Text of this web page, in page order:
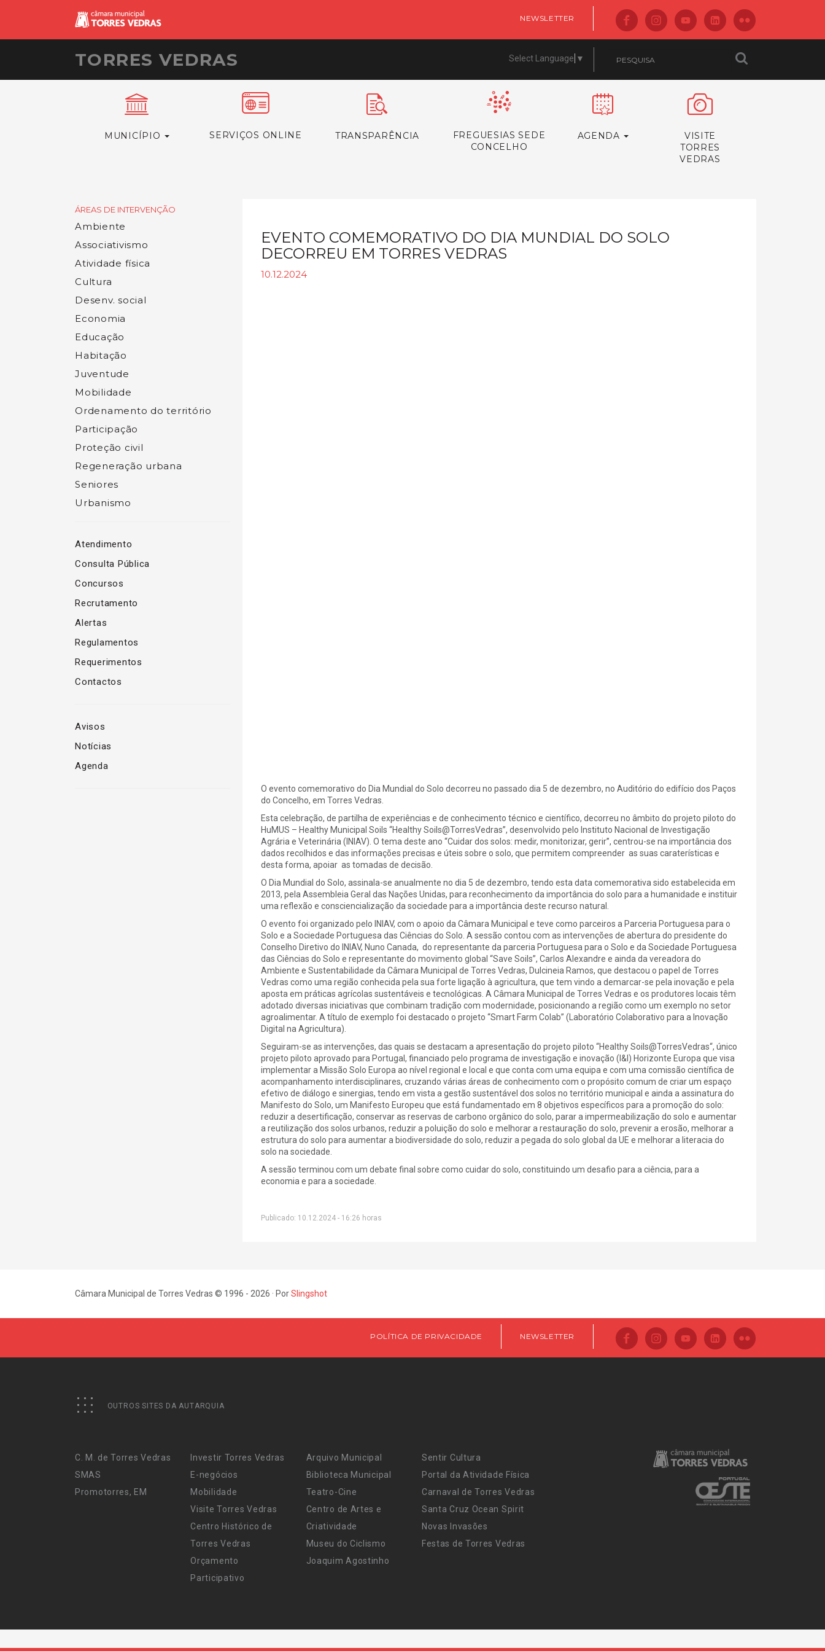
NEWSLETTER
TORRES VEDRAS Select Language ▼
MUNICÍPIO SERVIÇOS ONLINE TRANSPARÊNCIA
FREGUESIAS SEDE
CONCELHO
AGENDA
VISITE
TORRES
VEDRAS
ÁREAS DE INTERVENÇÃO
Ambiente
Associativismo
Atividade física
Cultura
Desenv. social
Economia
Educação
Habitação
Juventude
Mobilidade
Ordenamento do território
Participação
Proteção civil
Regeneração urbana
Seniores
Urbanismo
Atendimento
Consulta Pública
Concursos
Recrutamento
Alertas
Regulamentos
Requerimentos
Contactos
Avisos
Notícias
Agenda
EVENTO COMEMORATIVO DO DIA MUNDIAL DO SOLO
DECORREU EM TORRES VEDRAS
10.12.2024
O evento comemorativo do Dia Mundial do Solo decorreu no passado dia 5 de dezembro, no Auditório do edifício dos Paços
do Concelho, em Torres Vedras.
Esta celebração, de partilha de experiências e de conhecimento técnico e científico, decorreu no âmbito do projeto piloto do
HuMUS – Healthy Municipal Soils “Healthy Soils@TorresVedras”, desenvolvido pelo Instituto Nacional de Investigação
Agrária e Veterinária (INIAV). O tema deste ano “Cuidar dos solos: medir, monitorizar, gerir”, centrou-se na importância dos
dados recolhidos e das informações precisas e úteis sobre o solo, que permitem compreender as suas caraterísticas e
desta forma, apoiar as tomadas de decisão.
O Dia Mundial do Solo, assinala-se anualmente no dia 5 de dezembro, tendo esta data comemorativa sido estabelecida em
2013, pela Assembleia Geral das Nações Unidas, para reconhecimento da importância do solo para a humanidade e instituir
uma reflexão e consciencialização da sociedade para a importância deste recurso natural.
O evento foi organizado pelo INIAV, com o apoio da Câmara Municipal e teve como parceiros a Parceria Portuguesa para o
Solo e a Sociedade Portuguesa das Ciências do Solo. A sessão contou com as intervenções de abertura do presidente do
Conselho Diretivo do INIAV, Nuno Canada, do representante da parceria Portuguesa para o Solo e da Sociedade Portuguesa
das Ciências do Solo e representante do movimento global “Save Soils”, Carlos Alexandre e ainda da vereadora do
Ambiente e Sustentabilidade da Câmara Municipal de Torres Vedras, Dulcineia Ramos, que destacou o papel de Torres
Vedras como uma região conhecida pela sua forte ligação à agricultura, que tem vindo a demarcar-se pela inovação e pela
aposta em práticas agrícolas sustentáveis e tecnológicas. A Câmara Municipal de Torres Vedras e os produtores locais têm
adotado diversas iniciativas que combinam tradição com modernidade, posicionando a região como um exemplo no setor
agroalimentar. A título de exemplo foi destacado o projeto “Smart Farm Colab” (Laboratório Colaborativo para a Inovação
Digital na Agricultura).
Seguiram-se as intervenções, das quais se destacam a apresentação do projeto piloto “Healthy Soils@TorresVedras“, único
projeto piloto aprovado para Portugal, financiado pelo programa de investigação e inovação (I&I) Horizonte Europa que visa
implementar a Missão Solo Europa ao nível regional e local e que conta com uma equipa e com uma comissão científica de
acompanhamento interdisciplinares, cruzando várias áreas de conhecimento com o propósito comum de criar um espaço
efetivo de diálogo e sinergias, tendo em vista a gestão sustentável dos solos no território municipal e ainda a assinatura do
Manifesto do Solo, um Manifesto Europeu que está fundamentado em 8 objetivos específicos para a promoção do solo:
reduzir a desertificação, conservar as reservas de carbono orgânico do solo, parar a impermeabilização do solo e aumentar
a reutilização dos solos urbanos, reduzir a poluição do solo e melhorar a restauração do solo, prevenir a erosão, melhorar a
estrutura do solo para aumentar a biodiversidade do solo, reduzir a pegada do solo global da UE e melhorar a literacia do
solo na sociedade.
A sessão terminou com um debate final sobre como cuidar do solo, constituindo um desafio para a ciência, para a
economia e para a sociedade.
Publicado: 10.12.2024 - 16:26 horas
Câmara Municipal de Torres Vedras © 1996 - 2026 · PorSlingshot
POLÍTICA DE PRIVACIDADE NEWSLETTER
OUTROS SITES DA AUTARQUIA
C. M. de Torres Vedras
SMAS
Promotorres, EM
Investir Torres Vedras
E-negócios
Mobilidade
Visite Torres Vedras
Centro Histórico de
Torres Vedras
Orçamento
Participativo
Arquivo Municipal
Biblioteca Municipal
Teatro-Cine
Centro de Artes e
Criatividade
Museu do Ciclismo
Joaquim Agostinho
Sentir Cultura
Portal da Atividade Física
Carnaval de Torres Vedras
Santa Cruz Ocean Spirit
Novas Invasões
Festas de Torres Vedras